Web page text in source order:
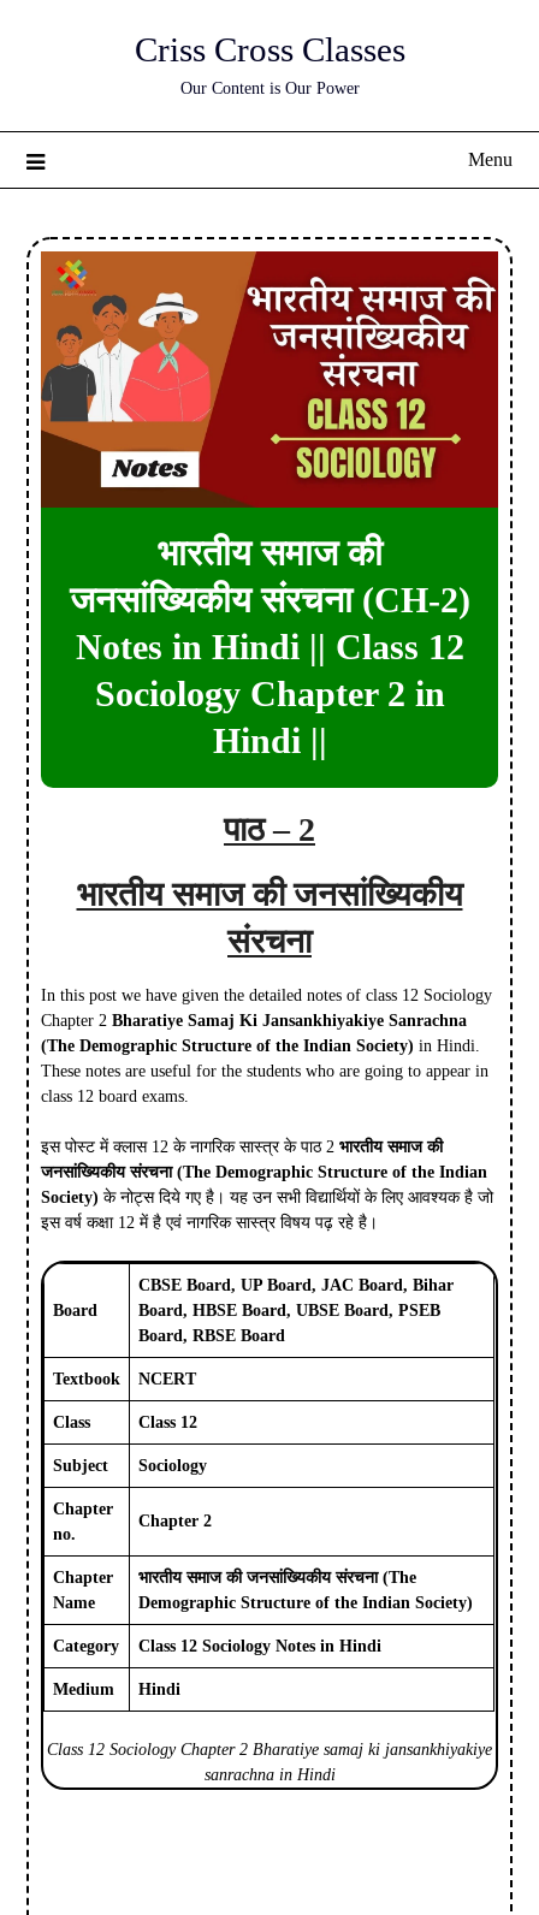
Criss Cross Classes
Our Content is Our Power
Menu
भारतीय समाज की
जनसांख्यिकीय संरचना (CH-2)
Notes in Hindi || Class 12
Sociology Chapter 2 in
Hindi ||
पाठ – 2
भारतीय समाज की जनसांख्यिकीय
संरचना
In this post we have given the detailed notes of class 12 Sociology
Chapter 2Bharatiye Samaj Ki Jansankhiyakiye Sanrachna
(The Demographic Structure of the Indian Society) in Hindi.
These notes are useful for the students who are going to appear in
class 12 board exams.
इस पोस्ट में क्लास 12 के नागरिक सास्त्र के पाठ 2भारतीय समाज की
जनसांख्यिकीय संरचना (The Demographic Structure of the Indian
Society) के नोट्स दिये गए है। यह उन सभी विद्यार्थियों के लिए आवश्यक है जो
इस वर्ष कक्षा 12 में है एवं नागरिक सास्त्र विषय पढ़ रहे है।
Board
CBSE Board, UP Board, JAC Board, Bihar
Board, HBSE Board, UBSE Board, PSEB
Board, RBSE Board
Textbook NCERT
Class Class 12
Subject Sociology
Chapter
no.
Chapter 2
Chapter
Name
भारतीय समाज की जनसांख्यिकीय संरचना(The
Demographic Structure of the Indian Society)
Category Class 12 Sociology Notes in Hindi
Medium Hindi
Class 12 Sociology Chapter 2 Bharatiye samaj ki jansankhiyakiye
sanrachna in Hindi